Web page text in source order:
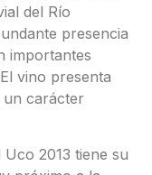
del Río
presencia
importantes
vino presenta
carácter
2013 tiene su